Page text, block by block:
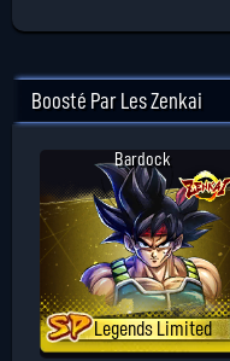
Boosté Par Les Zenkai
Bardock
Legends Limited